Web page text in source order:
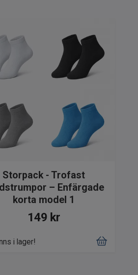
Storpack - Trofast
– Enfärgade
korta model 1
149 kr
i lager!